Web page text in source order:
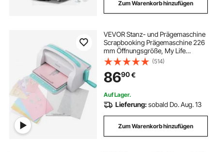
Zum Warenkorb hinzufügen
VEVOR Stanz- und Prägemaschine
Scrapbooking Prägemaschine 226
mm Öffnungsgröße, My Life
Handmade Starter Set, Manuelle
Prägemaschine Set DIY Handwerk
Karten, Einladungen,
Heimdekoration usw.
(514)
8690€
Auf Lager.
Lieferung:sobald Do. Aug. 13
Zum Warenkorb hinzufügen